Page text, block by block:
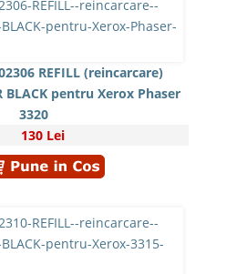
REFILL (reincarcare)
BLACK pentru Xerox Phaser
3320
130 Lei